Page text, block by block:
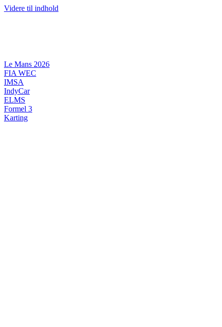
Videre til indhold
Le Mans 2026
FIA WEC
IMSA
IndyCar
ELMS
Formel 3
Karting